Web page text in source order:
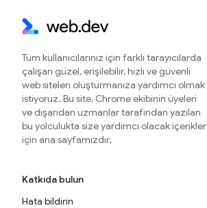
Tüm kullanıcılarınız için farklı tarayıcılarda
çalışan güzel, erişilebilir, hızlı ve güvenli
web siteleri oluşturmanıza yardımcı olmak
istiyoruz. Bu site, Chrome ekibinin üyeleri
ve dışarıdan uzmanlar tarafından yazılan
bu yolculukta size yardımcı olacak içerikler
için ana sayfamızdır.
Katkıda bulun
Hata bildirin